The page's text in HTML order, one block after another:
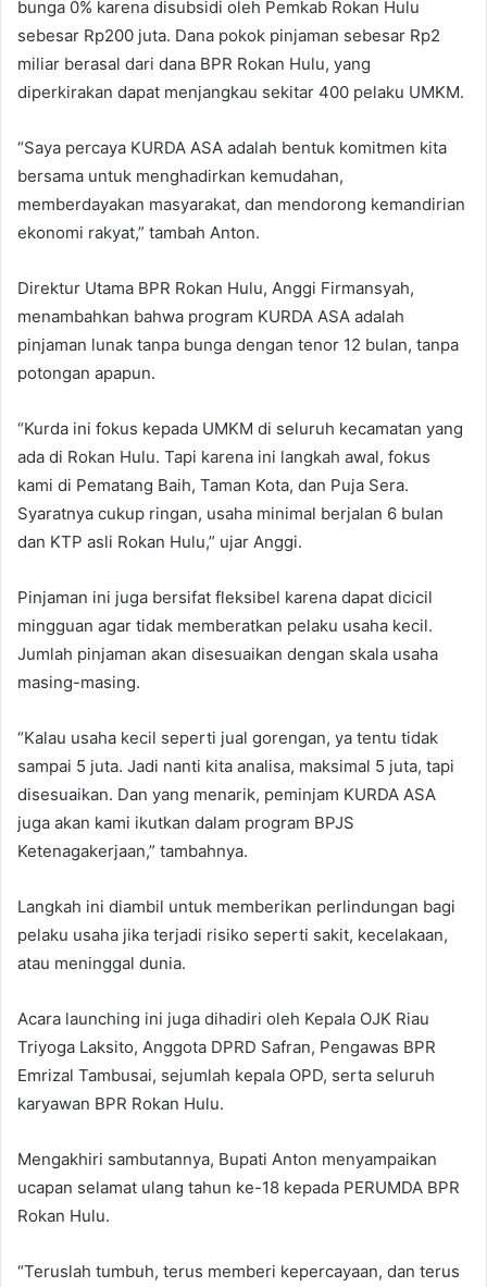
bunga 0% karena disubsidi oleh Pemkab Rokan Hulu
sebesar Rp200 juta. Dana pokok pinjaman sebesar Rp2
miliar berasal dari dana BPR Rokan Hulu, yang
diperkirakan dapat menjangkau sekitar 400 pelaku UMKM.
“Saya percaya KURDA ASA adalah bentuk komitmen kita
bersama untuk menghadirkan kemudahan,
memberdayakan masyarakat, dan mendorong kemandirian
ekonomi rakyat,” tambah Anton.
Direktur Utama BPR Rokan Hulu, Anggi Firmansyah,
menambahkan bahwa program KURDA ASA adalah
pinjaman lunak tanpa bunga dengan tenor 12 bulan, tanpa
potongan apapun.
“Kurda ini fokus kepada UMKM di seluruh kecamatan yang
ada di Rokan Hulu. Tapi karena ini langkah awal, fokus
kami di Pematang Baih, Taman Kota, dan Puja Sera.
Syaratnya cukup ringan, usaha minimal berjalan 6 bulan
dan KTP asli Rokan Hulu,” ujar Anggi.
Pinjaman ini juga bersifat fleksibel karena dapat dicicil
mingguan agar tidak memberatkan pelaku usaha kecil.
Jumlah pinjaman akan disesuaikan dengan skala usaha
masing-masing.
“Kalau usaha kecil seperti jual gorengan, ya tentu tidak
sampai 5 juta. Jadi nanti kita analisa, maksimal 5 juta, tapi
disesuaikan. Dan yang menarik, peminjam KURDA ASA
juga akan kami ikutkan dalam program BPJS
Ketenagakerjaan,” tambahnya.
Langkah ini diambil untuk memberikan perlindungan bagi
pelaku usaha jika terjadi risiko seperti sakit, kecelakaan,
atau meninggal dunia.
Acara launching ini juga dihadiri oleh Kepala OJK Riau
Triyoga Laksito, Anggota DPRD Safran, Pengawas BPR
Emrizal Tambusai, sejumlah kepala OPD, serta seluruh
karyawan BPR Rokan Hulu.
Mengakhiri sambutannya, Bupati Anton menyampaikan
ucapan selamat ulang tahun ke-18 kepada PERUMDA BPR
Rokan Hulu.
“Teruslah tumbuh, terus memberi kepercayaan, dan terus